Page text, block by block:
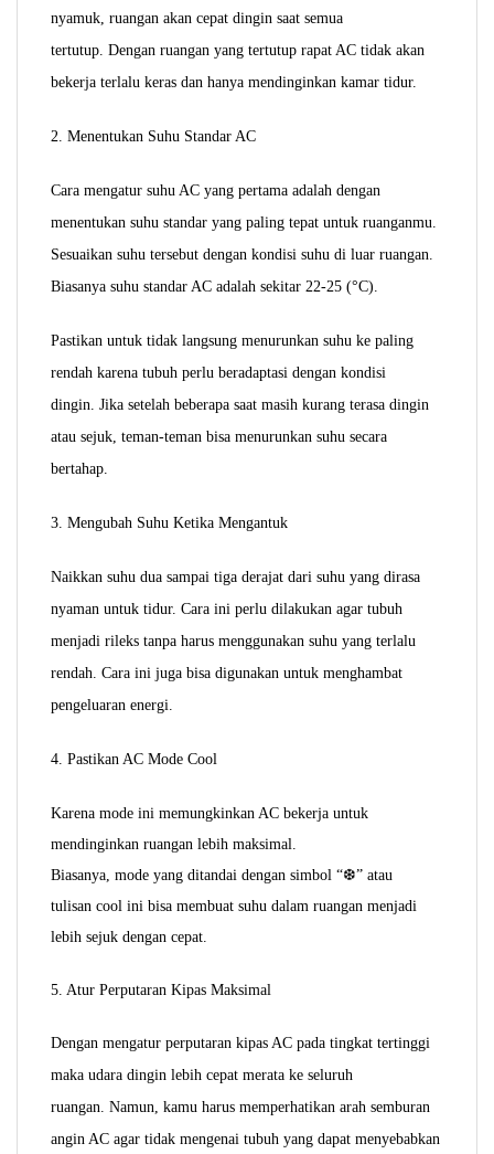
nyamuk, ruangan akan cepat dingin saat semua
tertutup. Dengan ruangan yang tertutup rapat AC tidak akan
bekerja terlalu keras dan hanya mendinginkan kamar tidur.
2. Menentukan Suhu Standar AC
Cara mengatur suhu AC yang pertama adalah dengan
menentukan suhu standar yang paling tepat untuk ruanganmu.
Sesuaikan suhu tersebut dengan kondisi suhu di luar ruangan.
Biasanya suhu standar AC adalah sekitar 22-25 (°C).
Pastikan untuk tidak langsung menurunkan suhu ke paling
rendah karena tubuh perlu beradaptasi dengan kondisi
dingin. Jika setelah beberapa saat masih kurang terasa dingin
atau sejuk, teman-teman bisa menurunkan suhu secara
bertahap.
3. Mengubah Suhu Ketika Mengantuk
Naikkan suhu dua sampai tiga derajat dari suhu yang dirasa
nyaman untuk tidur. Cara ini perlu dilakukan agar tubuh
menjadi rileks tanpa harus menggunakan suhu yang terlalu
rendah. Cara ini juga bisa digunakan untuk menghambat
pengeluaran energi.
4. Pastikan AC Mode Cool
Karena mode ini memungkinkan AC bekerja untuk
mendinginkan ruangan lebih maksimal.
Biasanya, mode yang ditandai dengan simbol “❆” atau
tulisan cool ini bisa membuat suhu dalam ruangan menjadi
lebih sejuk dengan cepat.
5. Atur Perputaran Kipas Maksimal
Dengan mengatur perputaran kipas AC pada tingkat tertinggi
maka udara dingin lebih cepat merata ke seluruh
ruangan. Namun, kamu harus memperhatikan arah semburan
angin AC agar tidak mengenai tubuh yang dapat menyebabkan